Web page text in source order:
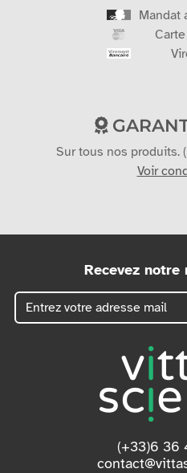
Mandat
Sur tous nos produits.
Voir
Recevez
(+33)6 36